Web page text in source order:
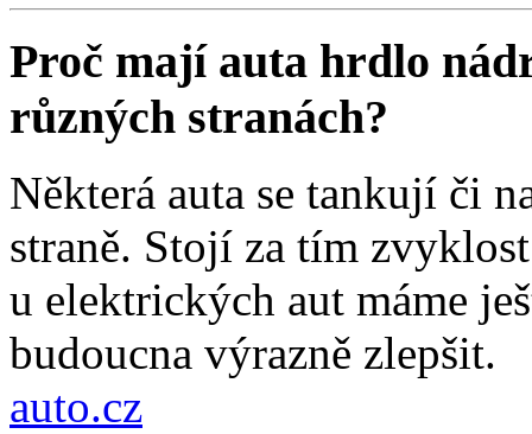
Proč mají auta hrdlo
různých stranách?
Některá auta se tankují či
straně. Stojí za tím
u elektrických aut máme
budoucna výrazně zlepšit.
auto.cz